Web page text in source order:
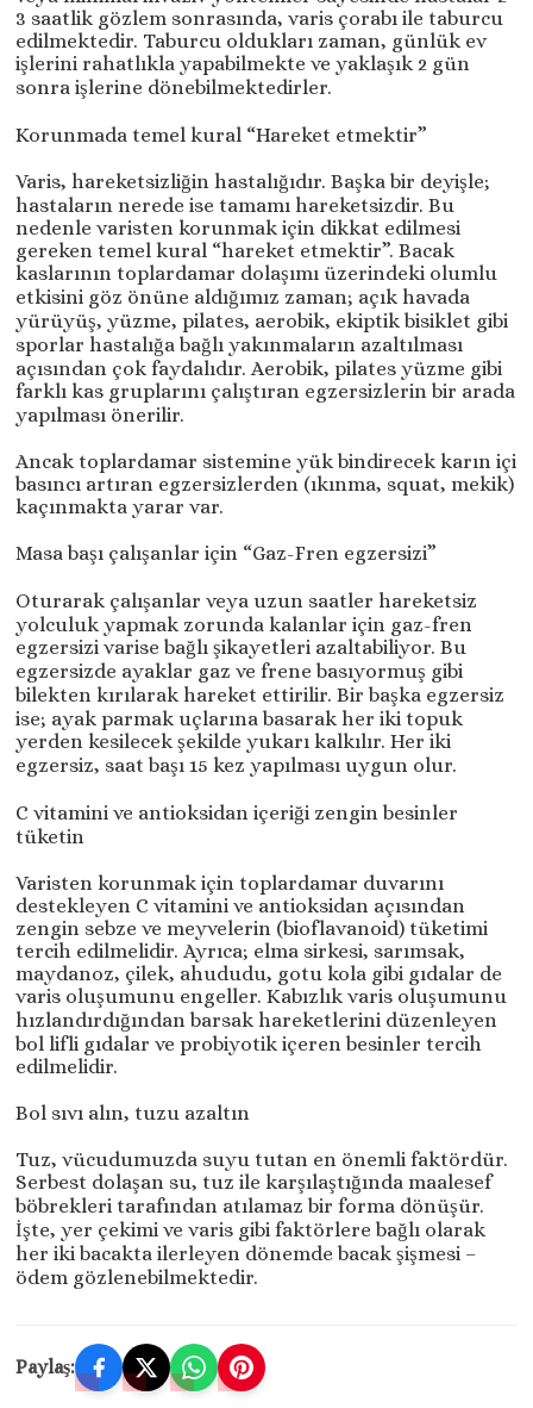
3 saatlik gözlem sonrasında, varis çorabı ile taburcu
edilmektedir. Taburcu oldukları zaman, günlük ev
işlerini rahatlıkla yapabilmekte ve yaklaşık 2 gün
sonra işlerine dönebilmektedirler.
Korunmada temel kural “Hareket etmektir”
Varis, hareketsizliğin hastalığıdır. Başka bir deyişle;
hastaların nerede ise tamamı hareketsizdir. Bu
nedenle varisten korunmak için dikkat edilmesi
gereken temel kural “hareket etmektir”. Bacak
kaslarının toplardamar dolaşımı üzerindeki olumlu
etkisini göz önüne aldığımız zaman; açık havada
yürüyüş, yüzme, pilates, aerobik, ekiptik bisiklet gibi
sporlar hastalığa bağlı yakınmaların azaltılması
açısından çok faydalıdır. Aerobik, pilates yüzme gibi
farklı kas gruplarını çalıştıran egzersizlerin bir arada
yapılması önerilir.
Ancak toplardamar sistemine yük bindirecek karın içi
basıncı artıran egzersizlerden (ıkınma, squat, mekik)
kaçınmakta yarar var.
Masa başı çalışanlar için “Gaz-Fren egzersizi”
Oturarak çalışanlar veya uzun saatler hareketsiz
yolculuk yapmak zorunda kalanlar için gaz-fren
egzersizi varise bağlı şikayetleri azaltabiliyor. Bu
egzersizde ayaklar gaz ve frene basıyormuş gibi
bilekten kırılarak hareket ettirilir. Bir başka egzersiz
ise; ayak parmak uçlarına basarak her iki topuk
yerden kesilecek şekilde yukarı kalkılır. Her iki
egzersiz, saat başı 15 kez yapılması uygun olur.
C vitamini ve antioksidan içeriği zengin besinler
tüketin
Varisten korunmak için toplardamar duvarını
destekleyen C vitamini ve antioksidan açısından
zengin sebze ve meyvelerin (bioflavanoid) tüketimi
tercih edilmelidir. Ayrıca; elma sirkesi, sarımsak,
maydanoz, çilek, ahududu, gotu kola gibi gıdalar de
varis oluşumunu engeller. Kabızlık varis oluşumunu
hızlandırdığından barsak hareketlerini düzenleyen
bol lifli gıdalar ve probiyotik içeren besinler tercih
edilmelidir.
Bol sıvı alın, tuzu azaltın
Tuz, vücudumuzda suyu tutan en önemli faktördür.
Serbest dolaşan su, tuz ile karşılaştığında maalesef
böbrekleri tarafından atılamaz bir forma dönüşür.
İşte, yer çekimi ve varis gibi faktörlere bağlı olarak
her iki bacakta ilerleyen dönemde bacak şişmesi –
ödem gözlenebilmektedir.
Paylaş: